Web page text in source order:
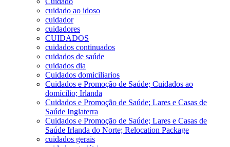
cuidado ao idoso
cuidador
cuidadores
CUIDADOS
cuidados continuados
cuidados de saúde
cuidados dia
Cuidados domiciliarios
Cuidados e Promoção de Saúde; Cuidados ao
domícilio; Irlanda
Cuidados e Promoção de Saúde; Lares e Casas de
Saúde Inglaterra
Cuidados e Promoção de Saúde; Lares e Casas de
Saúde Irlanda do Norte; Relocation Package
cuidados gerais